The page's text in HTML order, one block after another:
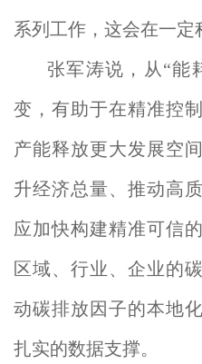
系列工作，这会在一定
张军涛说，从“能
变，有助于在精准控
产能释放更大发展空
升经济总量、推动高
应加快构建精准可信
区域、行业、企业的
动碳排放因子的本地
扎实的数据支撑。